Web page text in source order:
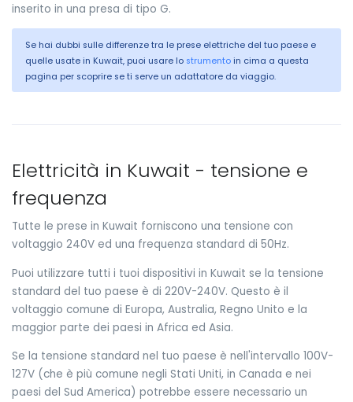
inserito in una presa di tipo G.
Se hai dubbi sulle differenze tra le prese elettriche del tuo paese e
quelle usate in Kuwait, puoi usare lo strumento in cima a questa
pagina per scoprire se ti serve un adattatore da viaggio.
Elettricità in Kuwait - tensione e
frequenza
Tutte le prese in Kuwait forniscono una tensione con
voltaggio 240V ed una frequenza standard di 50Hz.
Puoi utilizzare tutti i tuoi dispositivi in Kuwait se la tensione
standard del tuo paese è di 220V-240V. Questo è il
voltaggio comune di Europa, Australia, Regno Unito e la
maggior parte dei paesi in Africa ed Asia.
Se la tensione standard nel tuo paese è nell'intervallo 100V-
127V (che è più comune negli Stati Uniti, in Canada e nei
paesi del Sud America) potrebbe essere necessario un